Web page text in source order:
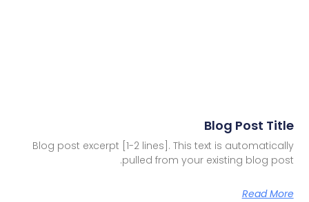
Blog Post Title
Blog post excerpt [1-2 lines]. This text is automatically
pulled from your existing blog post.
Read More